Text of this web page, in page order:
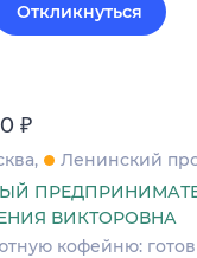
Откликнуться
₽
Ленинский
ВИКТОРОВНА
кофейню: